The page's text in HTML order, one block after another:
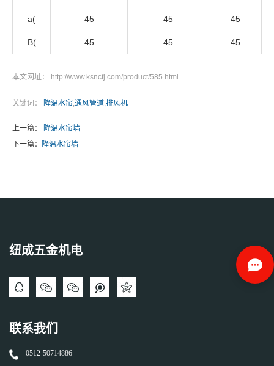
a( 45 45 45
B( 45 45 45
本文网址： http://www.ksncfj.com/product/585.html
关键词： 降温水帘,通风管道,排风机
上一篇：
降温水帘墙
下一篇：
降温水帘墙
纽成五金机电
联系我们
0512-50714886